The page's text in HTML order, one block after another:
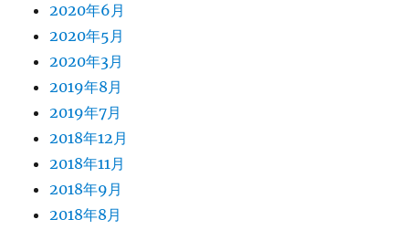
2020年6月
2020年5月
2020年3月
2019年8月
2019年7月
2018年12月
2018年11月
2018年9月
2018年8月